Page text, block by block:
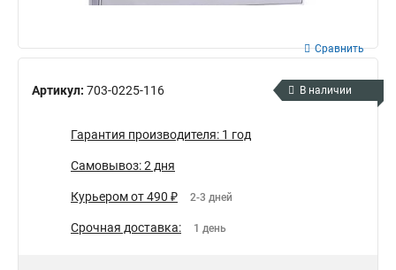
Артикул: 703-0225-116
Сравнить
В наличии
Гарантия производителя: 1 год
Самовывоз: 2 дня
Курьером от 490 ₽ 2-3 дней
Срочная доставка: 1 день